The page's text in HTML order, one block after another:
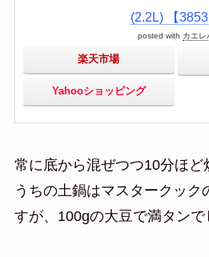
(2.2L) 【3853
posted with カエレ
楽天市場
Yahooショッピング
常に底から混ぜつつ10分ほど
うちの土鍋はマスタークック
すが、100gの大豆で満タンで